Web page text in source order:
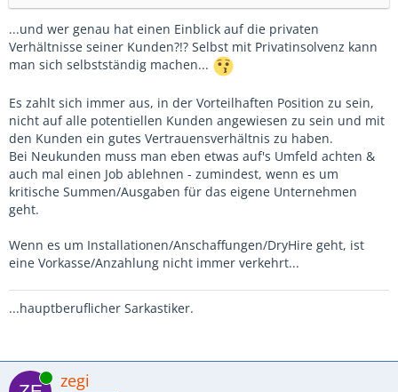
...und wer genau hat einen Einblick auf die privaten
Verhältnisse seiner Kunden?!? Selbst mit Privatinsolvenz kann
man sich selbstständig machen...
Es zahlt sich immer aus, in der Vorteilhaften Position zu sein,
nicht auf alle potentiellen Kunden angewiesen zu sein und mit
den Kunden ein gutes Vertrauensverhältnis zu haben.
Bei Neukunden muss man eben etwas auf's Umfeld achten &
auch mal einen Job ablehnen - zumindest, wenn es um
kritische Summen/Ausgaben für das eigene Unternehmen
geht.
Wenn es um Installationen/Anschaffungen/DryHire geht, ist
eine Vorkasse/Anzahlung nicht immer verkehrt...
...hauptberuflicher Sarkastiker.
Online zegi